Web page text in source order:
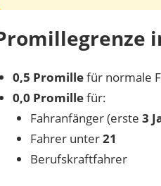
0,5 Promillefür normale
0,0 Promillefür:
Fahranfänger (erste 3
Fahrer unter21
Berufskraftfahrer